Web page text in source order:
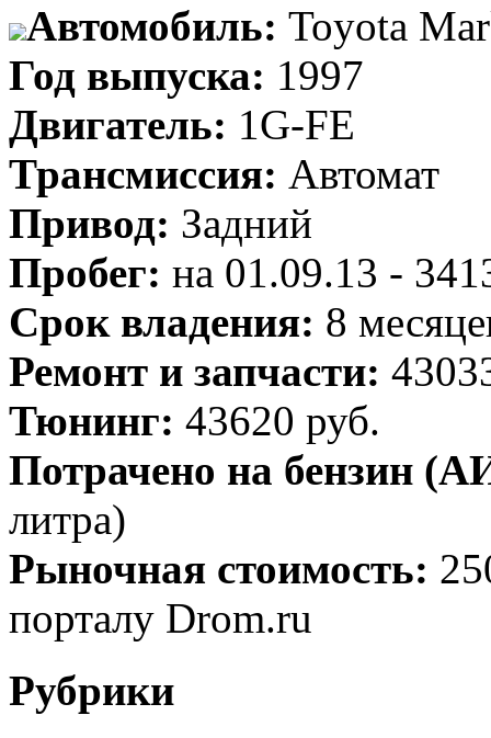
Автомобиль: Toyota
Год выпуска: 1997
Двигатель: 1G-FE
Трансмиссия: Автомат
Привод: Задний
Пробег: на 01.09.13 -
Срок владения: 8
Ремонт и запчасти:
Тюнинг: 43620 руб.
Потрачено на бензин
литра)
Рыночная стоимость:
порталу Drom.ru
Рубрики